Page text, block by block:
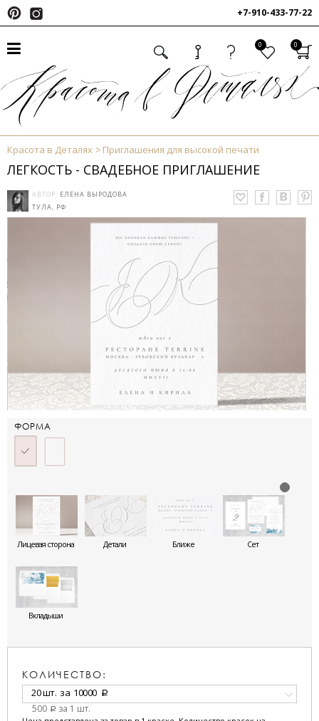
+7-910-433-77-22
0 0
Красота в Деталях Приглашения для высокой печати
ЛЕГКОСТЬ - СВАДЕБНОЕ ПРИГЛАШЕНИЕ
АВТОР: ЕЛЕНА ВЫРОДОВА
ТУЛА, РФ
ФОРМА
Лицевая сторона Детали Ближе Сет
Вкладыши
КОЛИЧЕСТВО:
20 шт. за 10000 a
500 a за 1 шт.